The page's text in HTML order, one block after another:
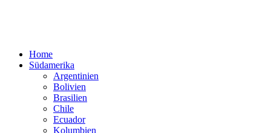
Home
Südamerika
Argentinien
Bolivien
Brasilien
Chile
Ecuador
Kolumbien